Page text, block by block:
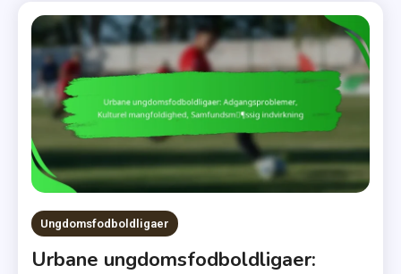
Ungdomsfodboldligaer
Urbane ungdomsfodboldligaer: